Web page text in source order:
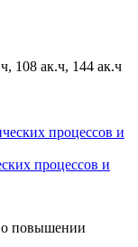
108 ак.ч, 144 ак.ч
процессов и
о повышении